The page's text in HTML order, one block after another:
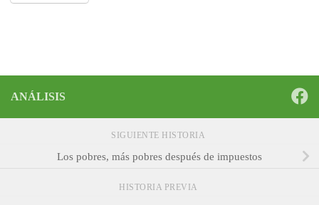
ANÁLISIS
SIGUIENTE HISTORIA
Los pobres, más pobres después de impuestos
HISTORIA PREVIA